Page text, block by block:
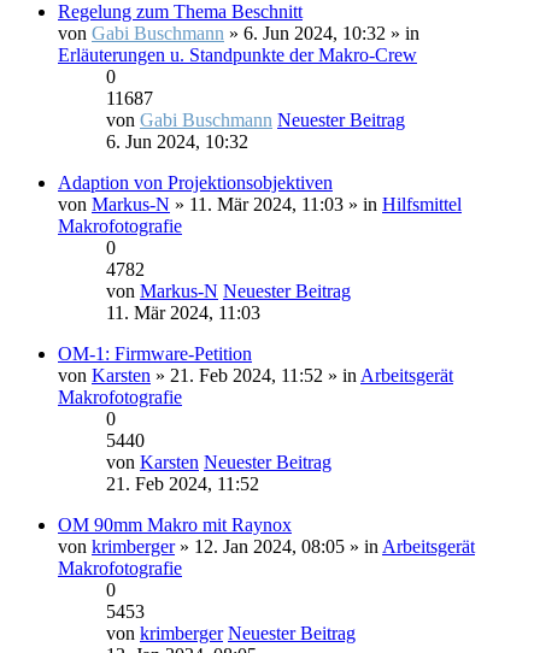
Regelung zum Thema Beschnitt
von Gabi Buschmann » 6. Jun 2024, 10:32 » in
Erläuterungen u. Standpunkte der Makro-Crew
0
11687
von Gabi Buschmann Neuester Beitrag
6. Jun 2024, 10:32
Adaption von Projektionsobjektiven
von Markus-N » 11. Mär 2024, 11:03 » in Hilfsmittel
Makrofotografie
0
4782
von Markus-N Neuester Beitrag
11. Mär 2024, 11:03
OM-1: Firmware-Petition
von Karsten » 21. Feb 2024, 11:52 » in Arbeitsgerät
Makrofotografie
0
5440
von Karsten Neuester Beitrag
21. Feb 2024, 11:52
OM 90mm Makro mit Raynox
von krimberger» 12. Jan 2024, 08:05 » in Arbeitsgerät
Makrofotografie
0
5453
von krimberger Neuester Beitrag